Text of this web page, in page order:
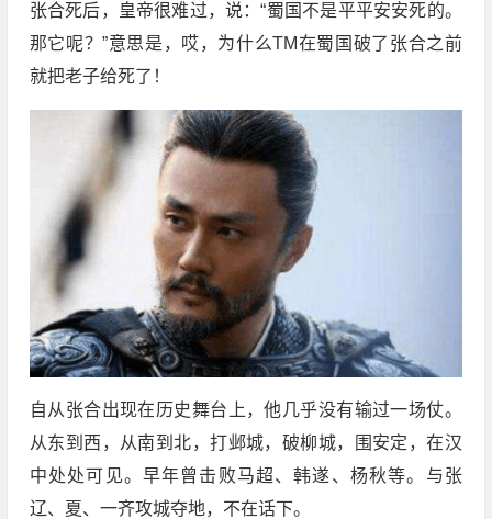
张合死后，皇帝很难过，说：“蜀国不是平平安安死的。
那它呢？”意思是，哎，为什么TM在蜀国破了张合之前
就把老子给死了！
自从张合出现在历史舞台上，他几乎没有输过一场仗。
从东到西，从南到北，打邺城，破柳城，围安定，在汉
中处处可见。早年曾击败马超、韩遂、杨秋等。与张
辽、夏、一齐攻城夺地，不在话下。